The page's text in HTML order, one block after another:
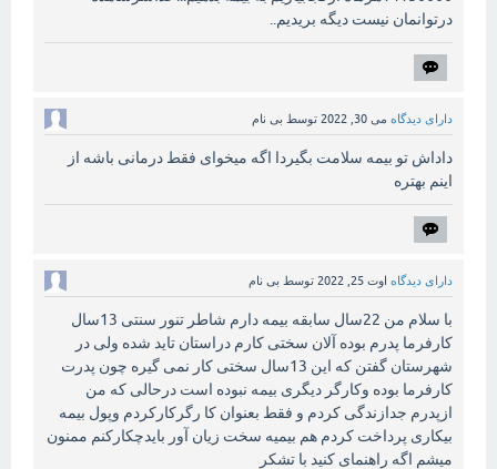
درتوانمان نیست دیگه بریدیم..
دارای دیدگاه می 30, 2022 توسط بی نام
داداش تو بیمه سلامت بگیردا اگه میخوای فقط درمانی باشه از
اینم بهتره
دارای دیدگاه اوت 25, 2022 توسط بی نام
با سلام من 22سال سابقه بیمه دارم شاطر تنور سنتی 13سال
کارفرما پدرم بوده آلان سختی کارم دراستان تاید شده ولی در
شهرستان گفتن که این 13سال سختی کار نمی گیره چون پدرت
کارفرما بوده وکارگر دیگری بیمه نبوده است درحالی که من
ازپدرم جدازندگی کردم و فقط بعنوان کا رگرکارکردم وپول بیمه
بیکاری پرداخت کردم هم بیمیه سخت زیان آور بایدچکارکنم ممنون
میشم اگه راهنمای کنید با تشکر